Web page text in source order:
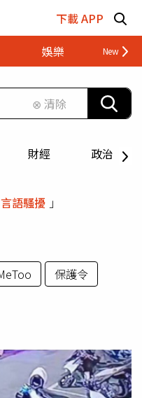
下載 APP
娛樂 財經
⊗ 清除
財經 政治
言語騷擾 」
保護令